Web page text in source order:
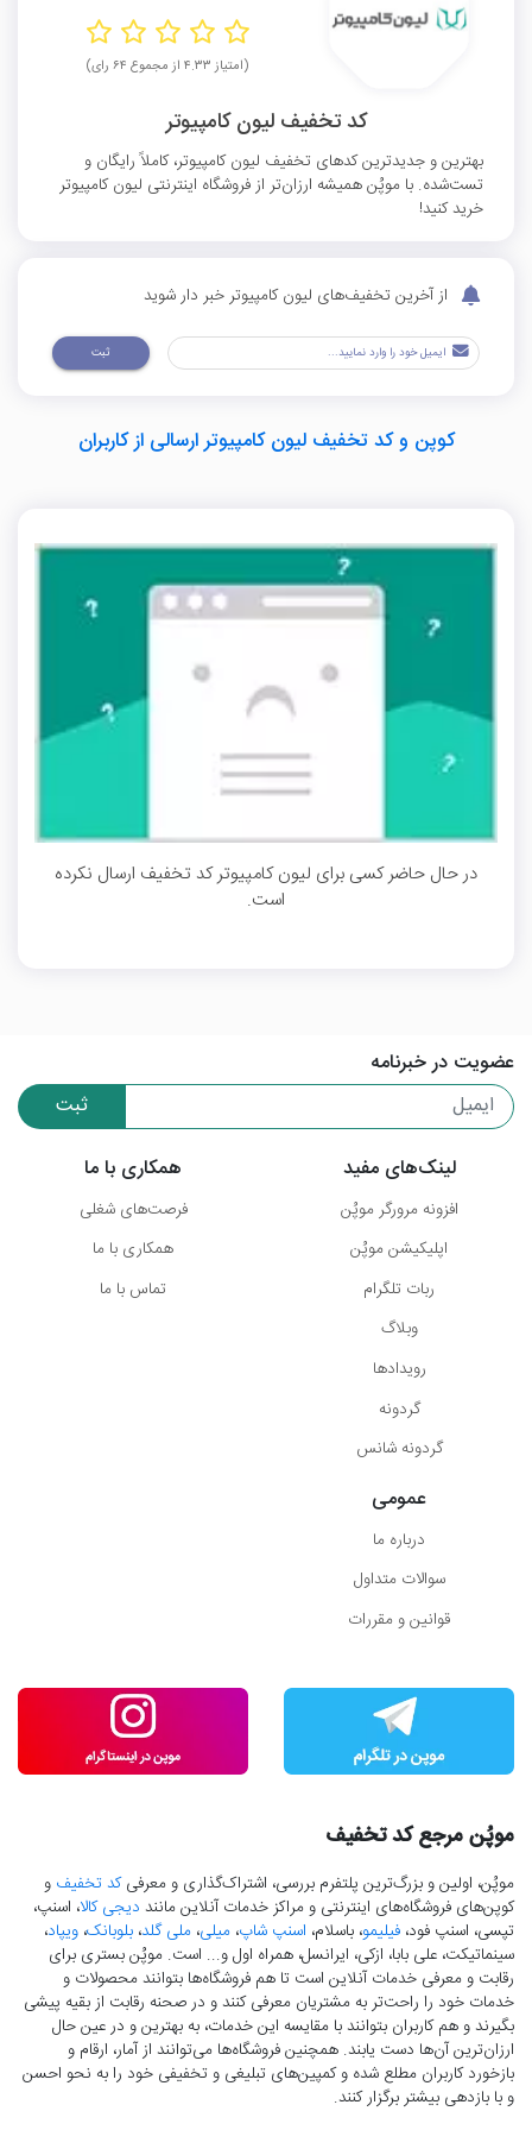
(امتیاز ۴.۳۳ از مجموع ۶۴ رای)
کد تخفیف لیون کامپیوتر
بهترین و جدیدترین کدهای تخفیف لیون کامپیوتر، کاملاً رایگان و
تست‌شده. با موپُن همیشه ارزان‌تر از فروشگاه اینترنتی لیون کامپیوتر
خرید کنید!
از آخرین تخفیف‌های لیون کامپیوتر خبر دار شوید
ثبت
کوپن و کد تخفیف لیون کامپیوتر ارسالی از کاربران
در حال حاضر کسی برای لیون کامپیوتر کد تخفیف ارسال نکرده
است.
عضویت در خبرنامه
ثبت
لینک‌های مفید
افزونه مرورگر موپُن
اپلیکیشن موپُن
ربات تلگرام
وبلاگ
رویدادها
گردونه
گردونه شانس
همکاری با ما
فرصت‌های شغلی
همکاری با ما
تماس با ما
عمومی
درباره ما
سوالات متداول
قوانین و مقررات
موپُن مرجع کد تخفیف
موپُن، اولین و بزرگ‌ترین پلتفرم بررسی، اشتراک‌گذاری و معرفیکد تخفیف و
کوپن‌های فروشگاه‌های اینترنتی و مراکز خدمات آنلاین مانند دیجی کالا، اسنپ،
تپسی، اسنپ فود، فیلیمو، باسلام، اسنپ شاپ، میلی، ملی گلد، بلوبانک، ویپاد،
سینماتیکت، علی بابا، ازکی، ایرانسل، همراه اول و... است. موپُن بستری برای
رقابت و معرفی خدمات آنلاین است تا هم فروشگاه‌ها بتوانند محصولات و
خدمات خود را راحت‌تر به مشتریان معرفی کنند و در صحنه رقابت از بقیه پیشی
بگیرند و هم کاربران بتوانند با مقایسه این خدمات، به بهترین و در عین حال
ارزان‌ترین آن‌ها دست‌ یابند. همچنین فروشگاه‌ها می‌توانند از آمار، ارقام و
بازخورد کاربران مطلع شده و کمپین‌های تبلیغی و تخفیفی خود را به نحو احسن
و با بازدهی بیشتر برگزار کنند.